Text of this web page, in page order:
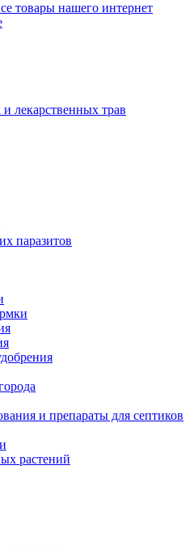
товары нашего интернет
лекарственных трав
паразитов
и препараты для септиков
растений